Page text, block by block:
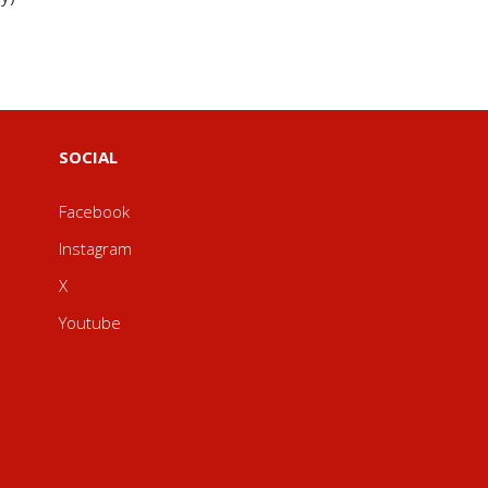
SOCIAL
Facebook
Instagram
X
Youtube